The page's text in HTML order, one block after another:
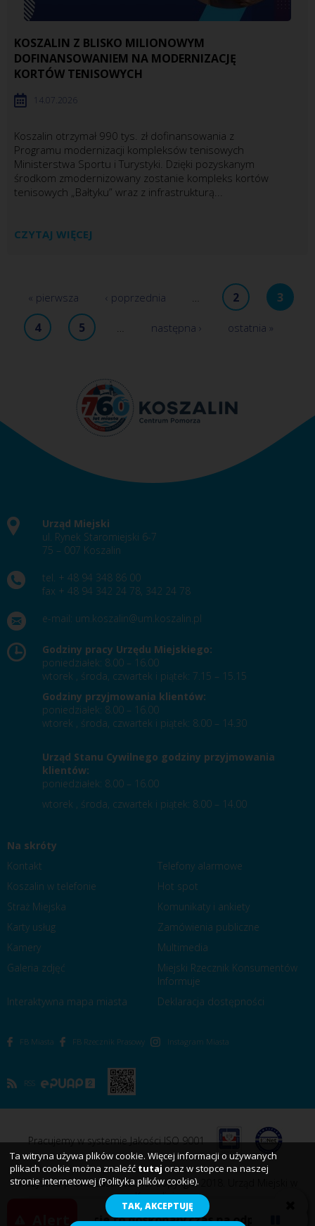
KOSZALIN Z BLISKO MILIONOWYM
DOFINANSOWANIEM NA MODERNIZACJĘ
KORTÓW TENISOWYCH
14.07.2026
Koszalin otrzymał 990 tys. zł dofinansowania z
Programu modernizacji kompleksów tenisowych
Ministerstwa Sportu i Turystyki. Dzięki pozyskanym
środkom zmodernizowany zostanie kompleks kortów
tenisowych „Bałtyku” wraz z infrastrukturą...
CZYTAJ WIĘCEJ
« pierwsza ‹ poprzednia 2
3
4
5 następna › ostatnia »
Urząd Miejski
ul. Rynek Staromiejski 6-7
75 – 007 Koszalin
tel. + 48 94 348 86 00
fax + 48 94 342 24 78, 342 24 78
e-mail: um.koszalin@um.koszalin.pl
Godziny pracy Urzędu Miejskiego:
poniedziałek: 8.00 – 16.00
wtorek , środa, czwartek i piątek: 7.15 – 15.15
Godziny przyjmowania klientów:
poniedziałek: 8.00 – 16.00
wtorek , środa, czwartek i piątek: 8.00 – 14.30
Urząd Stanu Cywilnego godziny przyjmowania
klientów:
poniedziałek: 8.00 – 16.00
wtorek , środa, czwartek i piątek: 8.00 – 14.00
Na skróty
Kontakt
Telefony alarmowe
Koszalin w telefonie
Hot spot
Straż Miejska
Komunikaty i ankiety
Karty usług
Zamówienia publiczne
Kamery
Multimedia
Galeria zdjęć
Miejski Rzecznik Konsumentów
Informuje
Interaktywna mapa miasta
Deklaracja dostępności
FB Miasta FB Rzecznik Prasowy Instagram Miasta
RSS
Pracujemy w systemie Jakości ISO 9001
Wszystkie prawa zastrzeżone. Copyright 2018. Urząd Miejski w
Koszalinie
Wakacje to doskonały czas na odpoczynek,
Ta witryna używa plików cookie. Więcej informacji o używanych
plikach cookie można znaleźć tutaj oraz w stopce na naszej
stronie internetowej (Polityka plików cookie).
TAK, AKCEPTUJĘ